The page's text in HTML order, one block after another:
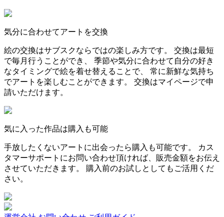
気分に合わせてアートを交換
絵の交換はサブスクならではの楽しみ方です。 交換は最短
で毎月行うことができ、 季節や気分に合わせて自分の好き
なタイミングで絵を着せ替えることで、 常に新鮮な気持ち
でアートを楽しむことができます。 交換はマイページで申
請いただけます。
気に入った作品は購入も可能
手放したくないアートに出会ったら購入も可能です。 カス
タマーサポートにお問い合わせ頂ければ、販売金額をお伝え
させていただきます。 購入前のお試しとしてもご活用くだ
さい。